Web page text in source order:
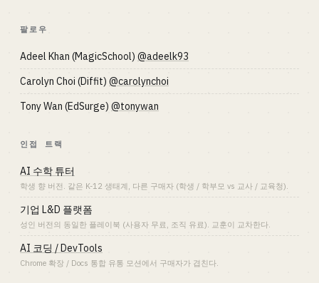
팔로우
Adeel Khan (MagicSchool) @adeelk93
Carolyn Choi (Diffit) @carolynchoi
Tony Wan (EdSurge) @tonywan
인접 트랙
AI 수학 튜터
학생 향 버전. 같은 K-12 생태계, 다른 구매자 (학생 / 학부모 vs 교사 / 교육청).
기업 L&D 플랫폼
성인 버전의 동일한 플레이북 (사용자 무료, 조직 유료). 교훈이 교차한다.
AI 코딩 / DevTools
Chrome 확장 / Docs 통합 유통 모션에서 구매자가 겹친다.